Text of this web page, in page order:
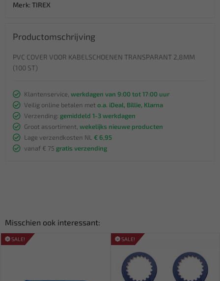
Merk: TIREX
Productomschrijving
PVC COVER VOOR KABELSCHOENEN TRANSPARANT 2,8MM
(100 ST)
Klantenservice, werkdagen van 9:00 tot 17:00 uur
Veilig online betalen met o.a. iDeal, Billie, Klarna
Verzending: gemiddeld 1-3 werkdagen
Groot assortiment, wekelijks nieuwe producten
Lage verzendkosten NL € 6,95
vanaf € 75 gratis verzending
Misschien ook interessant:
SALE! SALE!